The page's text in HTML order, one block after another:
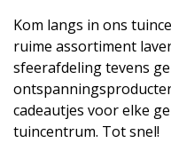
Kom langs in ons
ruime assortiment
sfeerafdeling tevens
cadeautjes voor elke
tuincentrum. Tot snel!